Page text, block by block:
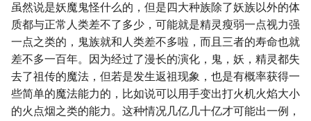
虽然说是妖魔鬼怪什么的，但是四大种族除了妖族以外的体
质都与正常人类差不了多少，可能就是精灵瘦弱一点视力强
一点之类的，鬼族就和人类差不多啦，而且三者的寿命也就
差不多一百年。因为经过了漫长的演化，鬼，妖，精灵都失
去了祖传的魔法，但若是发生返祖现象，也是有概率获得一
些简单的魔法能力的，比如说可以用手变出打火机火焰大小
的火点烟之类的能力。这种情况几亿几十亿才可能出一例，